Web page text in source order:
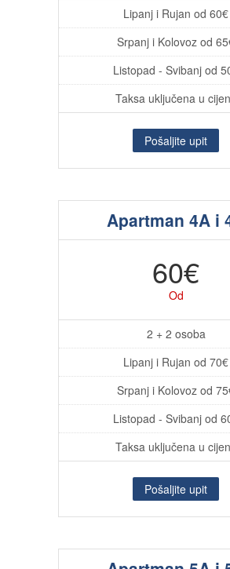
Lipanj i Rujan od 60€
Srpanj i Kolovoz od
Listopad - Svibanj od
Taksa uključena u
Pošaljite upit
Apartman 4A i
60€
Od
2 + 2 osoba
Lipanj i Rujan od 70€
Srpanj i Kolovoz od
Listopad - Svibanj od
Taksa uključena u
Pošaljite upit